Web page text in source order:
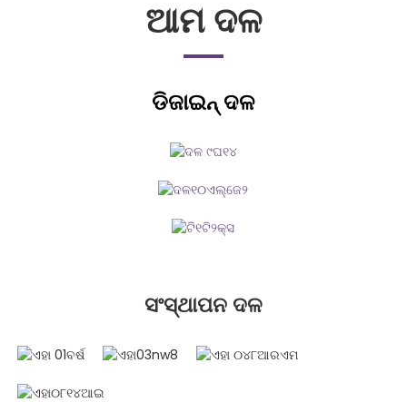
ଆମ ଦଳ
ଡିଜାଇନ୍ ଦଳ
ସଂସ୍ଥାପନ ଦଳ